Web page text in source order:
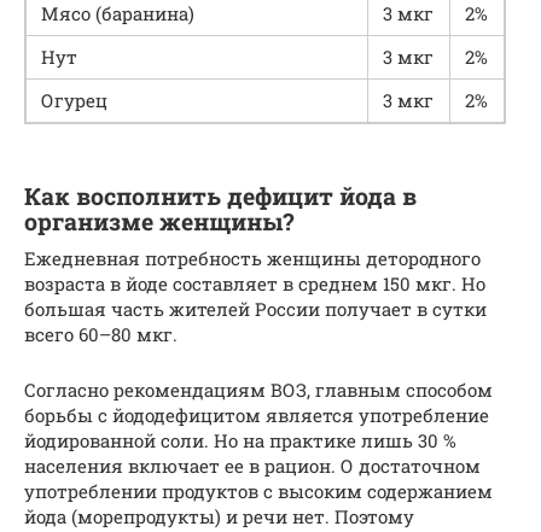
Мясо (баранина)
3 мкг
2%
Нут
3 мкг
2%
Огурец
3 мкг 2%
Как восполнить дефицит йода в
организме женщины?
Ежедневная потребность женщины детородного
возраста в йоде составляет в среднем 150 мкг. Но
большая часть жителей России получает в сутки
всего 60–80 мкг.
Согласно рекомендациям ВОЗ, главным способом
борьбы с йододефицитом является употребление
йодированной соли. Но на практике лишь 30 %
населения включает ее в рацион. О достаточном
употреблении продуктов с высоким содержанием
йода (морепродукты) и речи нет. Поэтому